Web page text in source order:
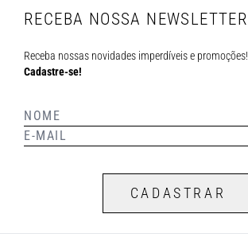
RECEBA NOSSA NEWSLETTER
Receba nossas novidades imperdíveis e promoções!
Cadastre-se!
CADASTRAR